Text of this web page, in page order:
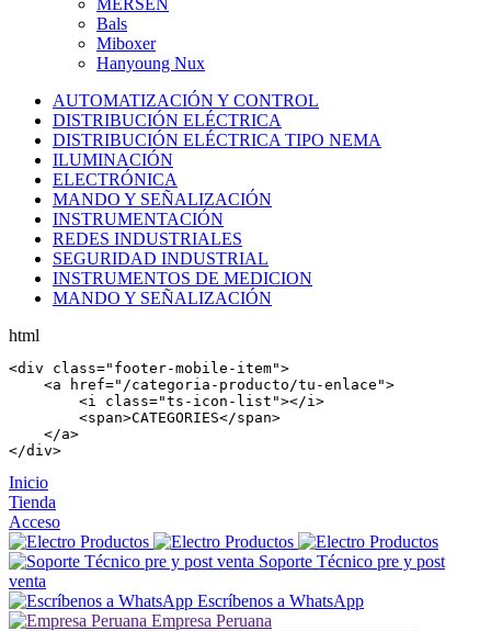
Bals
Miboxer
Hanyoung Nux
AUTOMATIZACIÓN Y CONTROL
DISTRIBUCIÓN ELÉCTRICA
DISTRIBUCIÓN ELÉCTRICA TIPO NEMA
ILUMINACIÓN
ELECTRÓNICA
MANDO Y SEÑALIZACIÓN
INSTRUMENTACIÓN
REDES INDUSTRIALES
SEGURIDAD INDUSTRIAL
INSTRUMENTOS DE MEDICION
MANDO Y SEÑALIZACIÓN
html
<div class="footer-mobile-item">
    <
a href="/categoria-producto/tu-enlace">
        <
i class="ts-icon-list"></i >
        <
span>CATEGORIES</span>
    </
a>
</div>
Inicio
Tienda
Acceso
Soporte Técnico pre y post
venta
Escríbenos a WhatsApp
Empresa Peruana